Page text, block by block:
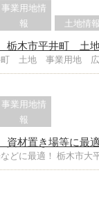
事業用地情
報
土地情
栃木市平井町
町 土地 事業用地
事業用地情
報
資材置き場等に
どに最適！ 栃木市大